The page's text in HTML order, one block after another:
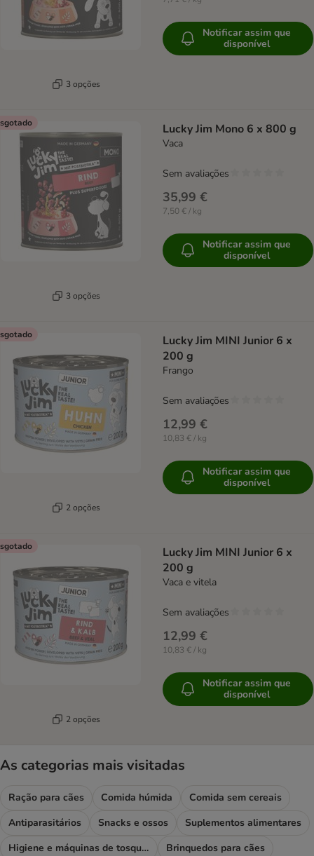
3 opções
Notificar assim que
disponível
3 opções
Lucky Jim Mono 6 x 800 g
Vaca
35,99 €
7,50 € / kg
Sem avaliações
Notificar assim que
disponível
2 opções
Lucky Jim MINI Junior 6 x
200 g
Frango
12,99 €
10,83 € / kg
Sem avaliações
Notificar assim que
disponível
2 opções
Lucky Jim MINI Junior 6 x
200 g
Vaca e vitela
12,99 €
10,83 € / kg
Sem avaliações
Notificar assim que
disponível
As categorias mais visitadas
Ração para cães Comida húmida
Comida sem cereais
Antiparasitários
Snacks e ossos
Suplementos alimentares
Higiene e máquinas de tosquiar
Brinquedos para cães